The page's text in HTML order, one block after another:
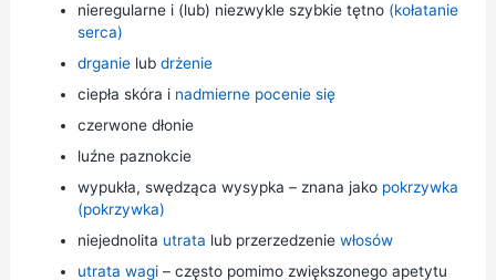
nieregularne i (lub) niezwykle szybkie tętno (kołatanie
serca)
drganielub drżenie
ciepła skóra i nadmierne pocenie się
czerwone dłonie
luźne paznokcie
wypukła, swędząca wysypka – znana jako pokrzywka
(pokrzywka)
niejednolita utrata lub przerzedzenie włosów
utrata wagi– często pomimo zwiększonego apetytu